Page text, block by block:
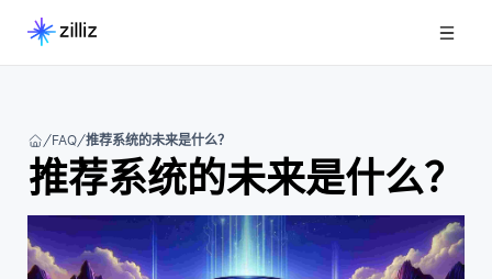
FAQ 推荐系统的未来是什么？
推荐系统的未来是什么？